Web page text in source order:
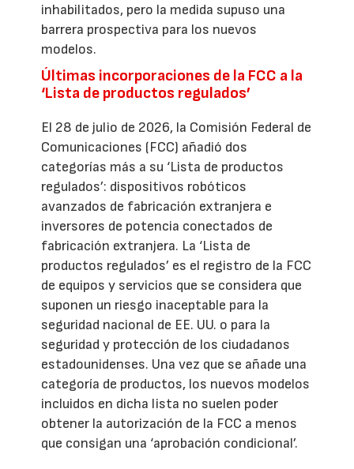
inhabilitados, pero la medida supuso una
barrera prospectiva para los nuevos
modelos.
Últimas incorporaciones de la FCC a la
‘Lista de productos regulados’
El 28 de julio de 2026, la Comisión Federal de
Comunicaciones (FCC) añadió dos
categorías más a su ‘Lista de productos
regulados’: dispositivos robóticos
avanzados de fabricación extranjera e
inversores de potencia conectados de
fabricación extranjera. La ‘Lista de
productos regulados’ es el registro de la FCC
de equipos y servicios que se considera que
suponen un riesgo inaceptable para la
seguridad nacional de EE. UU. o para la
seguridad y protección de los ciudadanos
estadounidenses. Una vez que se añade una
categoría de productos, los nuevos modelos
incluidos en dicha lista no suelen poder
obtener la autorización de la FCC a menos
que consigan una ‘aprobación condicional’.